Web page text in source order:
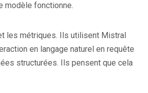
modèle fonctionne.
les métriques. Ils utilisent Mistral
en langage naturel en requête
structurées. Ils pensent que cela